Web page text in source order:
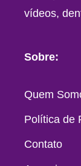
vídeos,
Sobre:
Quem
Política de
Contato